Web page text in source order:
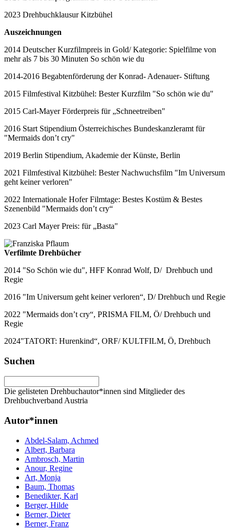
2023 Drehbuchklausur Kitzbühel
Auszeichnungen
2014 Deutscher Kurzfilmpreis in Gold/ Kategorie: Spielfilme von
mehr als 7 bis 30 Minuten So schön wie du
2014-2016 Begabtenförderung der Konrad- Adenauer- Stiftung
2015 Filmfestival Kitzbühel: Bester Kurzfilm "So schön wie du"
2015 Carl-Mayer Förderpreis für „Schneetreiben"
2016 Start Stipendium Österreichisches Bundeskanzleramt für
"Mermaids don’t cry"
2019 Berlin Stipendium, Akademie der Künste, Berlin
2021 Filmfestival Kitzbühel: Bester Nachwuchsfilm "Im Universum
geht keiner verloren"
2022 Internationale Hofer Filmtage: Bestes Kostüm & Bestes
Szenenbild "Mermaids don’t cry“
2023 Carl Mayer Preis: für „Basta"
Verfilmte Drehbücher
2014 "So Schön wie du", HFF Konrad Wolf, D/ Drehbuch und
Regie
2016 "Im Universum geht keiner verloren“, D/ Drehbuch und Regie
2022 "Mermaids don’t cry“, PRISMA FILM, Ö/ Drehbuch und
Regie
2024"TATORT: Hurenkind“, ORF/ KULTFILM, Ö, Drehbuch
Suchen
Die gelisteten Drehbuchautor*innen sind Mitglieder des
Drehbuchverband Austria
Autor*innen
Abdel-Salam, Achmed
Albert, Barbara
Ambrosch, Martin
Anour, Regine
Art, Monja
Baum, Thomas
Benedikter, Karl
Berger, Hilde
Berner, Dieter
Berner, Franz